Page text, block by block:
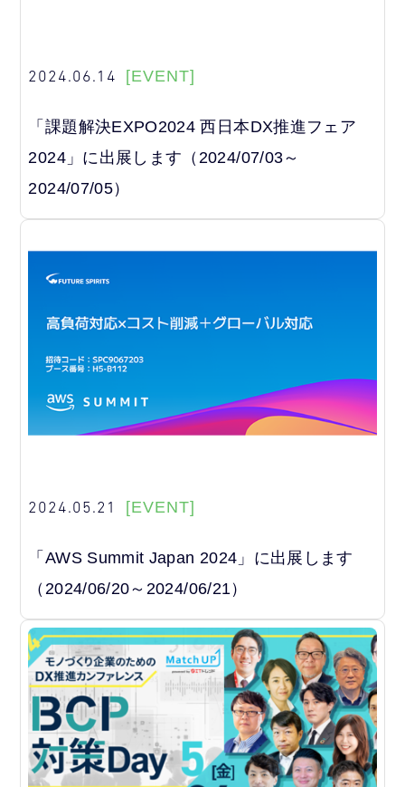
2024.06.14 [EVENT]
「課題解決EXPO2024 西日本DX推進フェア
2024」に出展します（2024/07/03～
2024/07/05）
2024.05.21 [EVENT]
「AWS Summit Japan 2024」に出展します
（2024/06/20～2024/06/21）